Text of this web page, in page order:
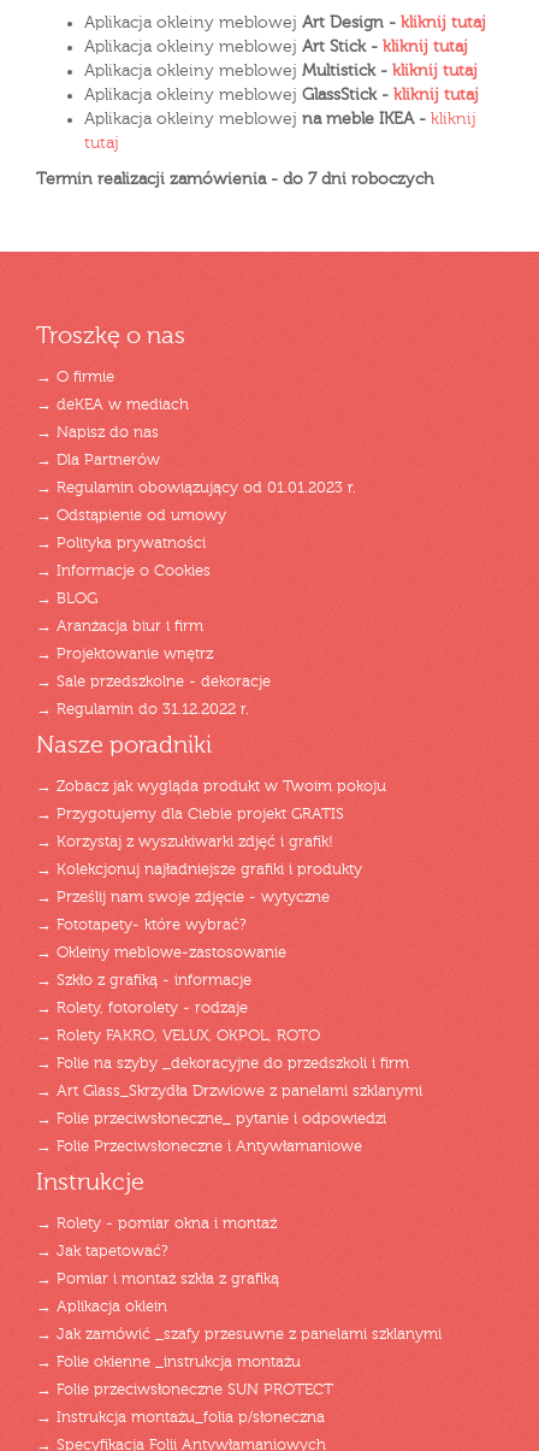
Aplikacja okleiny meblowej Art Design - kliknij tutaj
Aplikacja okleiny meblowej Art Stick - kliknij tutaj
Aplikacja okleiny meblowej Multistick - kliknij tutaj
Aplikacja okleiny meblowej GlassStick - kliknij tutaj
Aplikacja okleiny meblowej na meble IKEA - kliknij
tutaj
Termin realizacji zamówienia - do 7 dni roboczych
Troszkę o nas
→ O firmie
→ deKEA w mediach
→ Napisz do nas
→ Dla Partnerów
→ Regulamin obowiązujący od 01.01.2023 r.
→ Odstąpienie od umowy
→ Polityka prywatności
→ Informacje o Cookies
→ BLOG
→ Aranżacja biur i firm
→ Projektowanie wnętrz
→ Sale przedszkolne - dekoracje
→ Regulamin do 31.12.2022 r.
Nasze poradniki
→ Zobacz jak wygląda produkt w Twoim pokoju
→ Przygotujemy dla Ciebie projekt GRATIS
→ Korzystaj z wyszukiwarki zdjęć i grafik!
→ Kolekcjonuj najładniejsze grafiki i produkty
→ Prześlij nam swoje zdjęcie - wytyczne
→ Fototapety- które wybrać?
→ Okleiny meblowe-zastosowanie
→ Szkło z grafiką - informacje
→ Rolety, fotorolety - rodzaje
→ Rolety FAKRO, VELUX, OKPOL, ROTO
→ Folie na szyby _dekoracyjne do przedszkoli i firm
→ Art Glass_Skrzydła Drzwiowe z panelami szklanymi
→ Folie przeciwsłoneczne_ pytanie i odpowiedzi
→ Folie Przeciwsłoneczne i Antywłamaniowe
Instrukcje
→ Rolety - pomiar okna i montaż
→ Jak tapetować?
→ Pomiar i montaż szkła z grafiką
→ Aplikacja oklein
→ Jak zamówić _szafy przesuwne z panelami szklanymi
→ Folie okienne _instrukcja montażu
→ Folie przeciwsłoneczne SUN PROTECT
→ Instrukcja montażu_folia p/słoneczna
→ Specyfikacja Folii Antywłamaniowych